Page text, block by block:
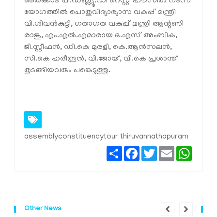
യോഗത്തില്‍ പൊതുവിദ്യാഭ്യാസ വകുപ്പ് മന്ത്രി
വി.ശിവന്‍കുട്ടി, ഗതാഗത വകുപ്പ് മന്ത്രി ആന്റണി
രാജു, എം.എല്‍.എമാരായ ഒ.എസ് അംബിക,
ജി.സ്റ്റീഫന്‍, ഡി.കെ മുരളി, കെ.ആന്‍സലന്‍,
സി.കെ ഹരീന്ദ്രന്‍, വി.ജോയ്, വി.കെ പ്രശാന്ത്
തുടങ്ങിയവരും പങ്കെടുത്തു.
assemblyconstituencytour thiruvannathapuram
ShareFacebook
TwitterEmail
Other News